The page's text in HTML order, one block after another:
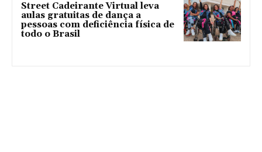
Street Cadeirante Virtual leva
aulas gratuitas de dança a
pessoas com deficiência física de
todo o Brasil